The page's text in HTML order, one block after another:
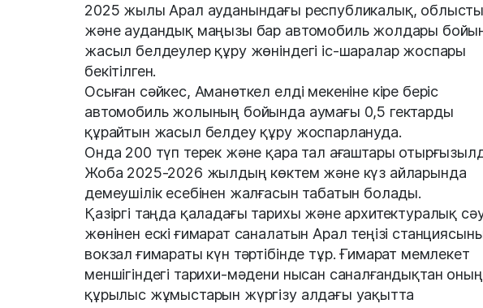
2025 жылы Арал ауданындағы республикалық,
және аудандық маңызы бар автомобиль жолдары
жасыл белдеулер құру жөніндегі іс-шаралар жоспары
бекітілген.
Осыған сәйкес, Аманөткел елді мекеніне кіре беріс
автомобиль жолының бойында аумағы 0,5 гектарды
құрайтын жасыл белдеу құру жоспарлануда.
Онда 200 түп терек және қара тал ағаштары
Жоба 2025-2026 жылдың көктем және күз айларында
демеушілік есебінен жалғасын табатын болады.
Қазіргі таңда қаладағы тарихы және архитектуралық
жөнінен ескі ғимарат саналатын Арал теңізі
вокзал ғимараты күн тәртібінде тұр. Ғимарат мемлекет
меншігіндегі тарихи-мәдени нысан саналғандықтан оның
құрылыс жұмыстарын жүргізу алдағы уақытта